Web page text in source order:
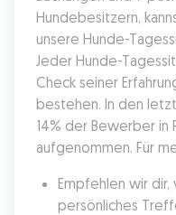
Hundebesitzern,
unsere Hunde-
Jeder Hunde-
Check seiner
bestehen. In den
14% der Bewerber in
aufgenommen. Für
Empfehlen wir dir,
persönliches